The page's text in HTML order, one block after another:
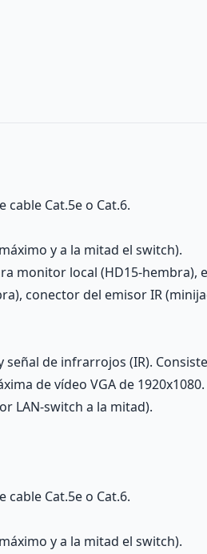
Cat.5e o Cat.6.
y a la mitad el switch).
monitor local (HD15-hembra),
conector del emisor IR
señal de infrarrojos (IR).
de vídeo VGA de
LAN-switch a la mitad).
Cat.5e o Cat.6.
y a la mitad el switch).